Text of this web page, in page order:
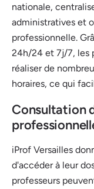
nationale,
administratives et
professionnelle.
24h/24 et 7j/7, les
réaliser de
horaires, ce qui
Consultation
iProf Versailles
d'accéder à leur
professeurs